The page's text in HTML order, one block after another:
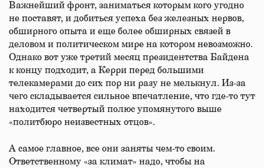
Важнейший фронт, заниматься которым кого угодно
не поставят, и добиться успеха без железных нервов,
обширного опыта и еще более обширных связей в
деловом и политическом мире на котором невозможно.
Однако вот уже третий месяц президентства Байдена
к концу подходит, а Керри перед большими
телекамерами до сих пор ни разу не мелькнул. Из-за
чего складывается сильное впечатление, что где-то тут
находится четвертый полюс упомянутого выше
«политбюро неизвестных отцов».
А самое главное, все они заняты чем-то своим.
Ответственному «за климат» надо, чтобы на